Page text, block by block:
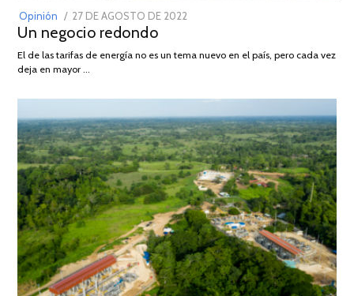
Opinión
POSTED
ON
27 DE AGOSTO DE 2022
DE
Un negocio redondo
El de las tarifas de energía no es un tema nuevo en el país, pero cada vez
deja en mayor …